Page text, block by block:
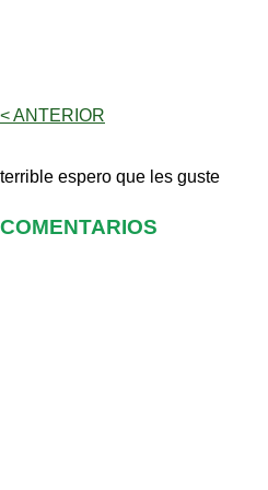
< ANTERIOR
terrible espero que les guste
COMENTARIOS